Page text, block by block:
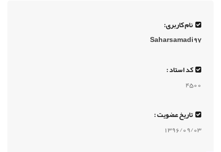
نام کاربری:
Saharsamadi97
کد استاد :
4500
تاریخ عضویت :
1396/09/03